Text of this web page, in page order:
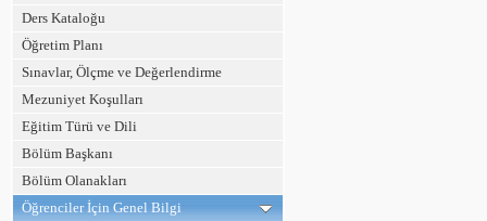
Ders Kataloğu
Öğretim Planı
Sınavlar, Ölçme ve Değerlendirme
Mezuniyet Koşulları
Eğitim Türü ve Dili
Bölüm Başkanı
Bölüm Olanakları
Öğrenciler İçin Genel Bilgi